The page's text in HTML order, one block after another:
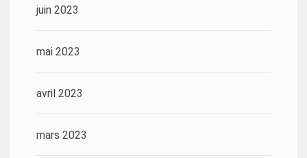
juin 2023
mai 2023
avril 2023
mars 2023